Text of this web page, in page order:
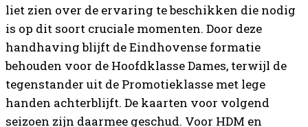
liet zien over de ervaring te beschikken die nodig
is op dit soort cruciale momenten. Door deze
handhaving blijft de Eindhovense formatie
behouden voor de Hoofdklasse Dames, terwijl de
tegenstander uit de Promotieklasse met lege
handen achterblijft. De kaarten voor volgend
seizoen zijn daarmee geschud. Voor HDM en